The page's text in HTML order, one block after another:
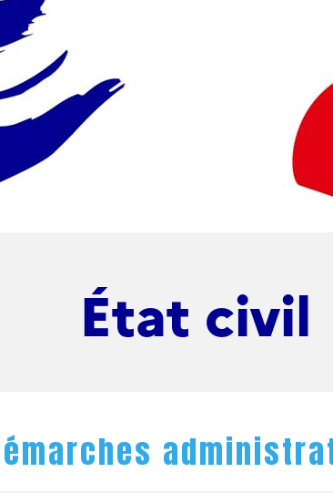
État civil